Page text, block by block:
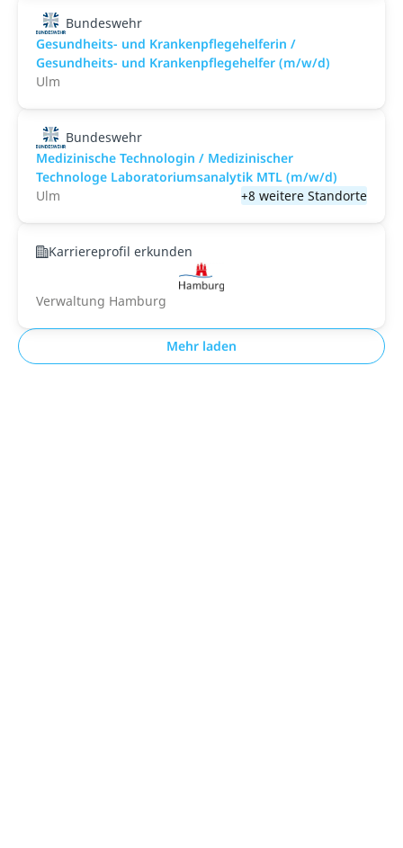
Bundeswehr
Gesundheits- und Krankenpflegehelferin /
Gesundheits- und Krankenpflegehelfer (m/w/d)
Ulm
Bundeswehr
Medizinische Technologin / Medizinischer
Technologe Laboratoriumsanalytik MTL (m/w/d)
Ulm
+8 weitere Standorte
Karriereprofil erkunden
Verwaltung Hamburg
Mehr laden